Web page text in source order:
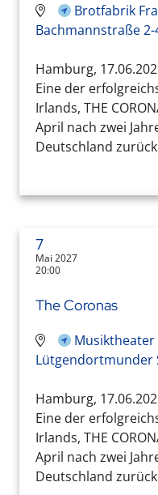
Brotfabrik
Bachmannstraße
Hamburg,
Eine der
Irlands, THE
April nach zwei
Deutschland
7
Mai 2027
20:00
The Coronas
Lütgendortmunder
Hamburg,
Eine der
Irlands, THE
April nach zwei
Deutschland